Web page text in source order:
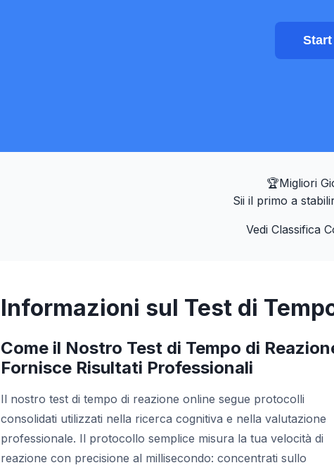
Start
🏆Migliori
Sii il primo a
Vedi Classifica
Informazioni sul Test di
Come il Nostro Test di Tempo di
Fornisce Risultati Professionali
Il nostro test di tempo di reazione online segue protocolli
consolidati utilizzati nella ricerca cognitiva e nella valutazione
professionale. Il protocollo semplice misura la tua velocità di
reazione con precisione al millisecondo: concentrati sullo